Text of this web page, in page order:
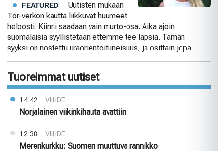
FEATURED
Uutisten mukaan
Tor-verkon kautta liikkuvat huumeet
helposti. Kiinni saadaan vain murto-osa. Aika ajoin
suomalaisia syyllistetään ettemme tee lapsia. Tämän
syyksi on nostettu uraorientoituneisuus, ja osittain jopa
Tuoreimmat uutiset
14:42 VIIHDE
Norjalainen viikinkihauta avattiin
12:38 VIIHDE
Merenkurkku: Suomen muuttuva rannikko